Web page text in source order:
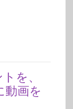
を、
動画を